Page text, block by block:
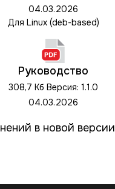
04.03.2026
Для Linux (deb-based)
Руководство
308,7 Кб Версия: 1.1.0
04.03.2026
в новой версии